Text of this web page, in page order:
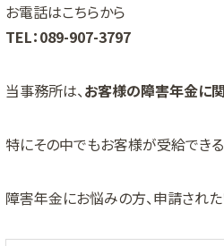
お電話はこちらから
TEL：089-907-3797
当事務所は、お客様の障害年金に
特にその中でもお客様が受給でき
障害年金にお悩みの方、申請され